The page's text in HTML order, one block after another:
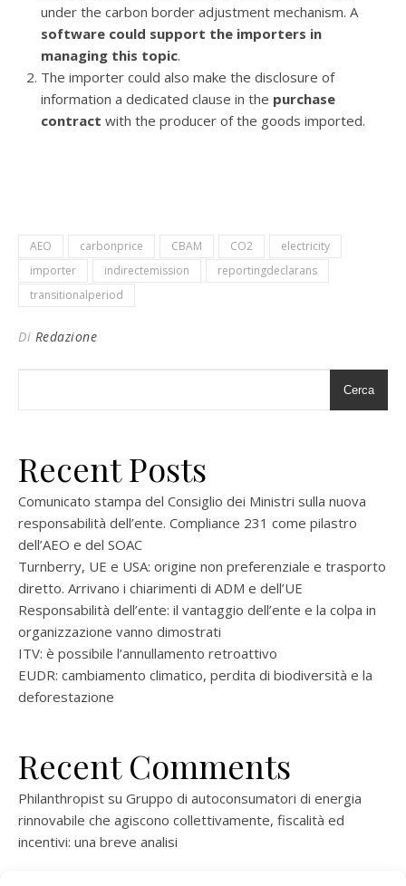
under the carbon border adjustment mechanism. A
software could support the importers in
managing this topic.
The importer could also make the disclosure of
information a dedicated clause in the purchase
contract with the producer of the goods imported.
AEO carbonprice CBAM CO2
electricity
importer
indirectemission
reportingdeclarans
transitionalperiod
Di Redazione
Cerca
Recent Posts
Comunicato stampa del Consiglio dei Ministri sulla nuova
responsabilità dell’ente. Compliance 231 come pilastro
dell’AEO e del SOAC
Turnberry, UE e USA: origine non preferenziale e trasporto
diretto. Arrivano i chiarimenti di ADM e dell’UE
Responsabilità dell’ente: il vantaggio dell’ente e la colpa in
organizzazione vanno dimostrati
ITV: è possibile l’annullamento retroattivo
EUDR: cambiamento climatico, perdita di biodiversità e la
deforestazione
Recent Comments
Philanthropist su Gruppo di autoconsumatori di energia
rinnovabile che agiscono collettivamente, fiscalità ed
incentivi: una breve analisi